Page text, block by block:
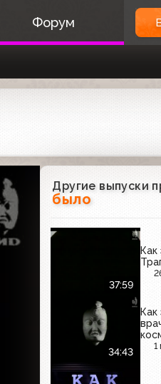
Форум
Другие выпуски
было
37:59
Как
34:43
Как
1